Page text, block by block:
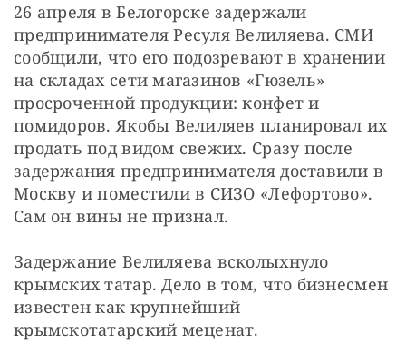
26 апреля в Белогорске задержали
предпринимателя Ресуля Велиляева. СМИ
сообщили, что его подозревают в хранении
на складах сети магазинов «Гюзель»
просроченной продукции: конфет и
помидоров. Якобы Велиляев планировал их
продать под видом свежих. Сразу после
задержания предпринимателя доставили в
Москву и поместили в СИЗО «Лефортово».
Сам он вины не признал.
Задержание Велиляева всколыхнуло
крымских татар. Дело в том, что бизнесмен
известен как крупнейший
крымскотатарский меценат.